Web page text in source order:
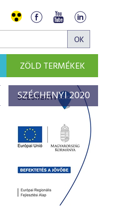
ZÖLD TERMÉKEK
SZÉCHENYI 2020